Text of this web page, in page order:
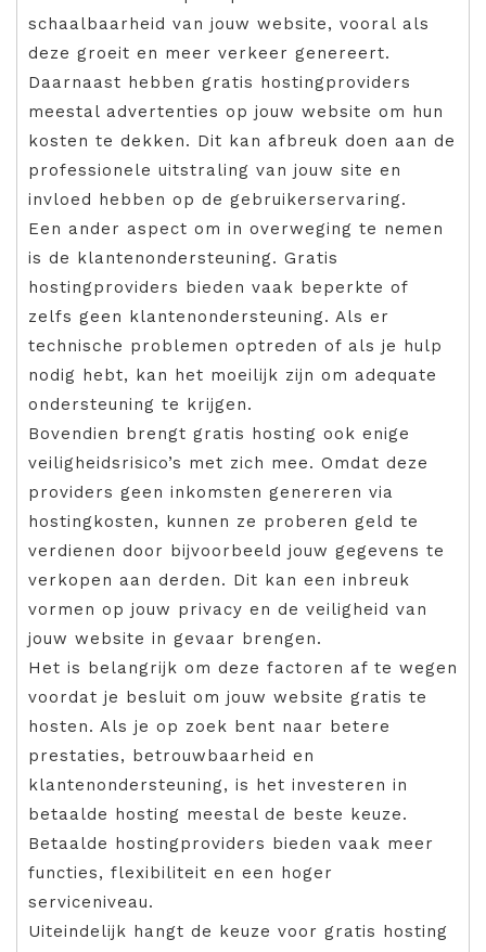
schaalbaarheid van jouw website, vooral als
deze groeit en meer verkeer genereert.
Daarnaast hebben gratis hostingproviders
meestal advertenties op jouw website om hun
kosten te dekken. Dit kan afbreuk doen aan de
professionele uitstraling van jouw site en
invloed hebben op de gebruikerservaring.
Een ander aspect om in overweging te nemen
is de klantenondersteuning. Gratis
hostingproviders bieden vaak beperkte of
zelfs geen klantenondersteuning. Als er
technische problemen optreden of als je hulp
nodig hebt, kan het moeilijk zijn om adequate
ondersteuning te krijgen.
Bovendien brengt gratis hosting ook enige
veiligheidsrisico’s met zich mee. Omdat deze
providers geen inkomsten genereren via
hostingkosten, kunnen ze proberen geld te
verdienen door bijvoorbeeld jouw gegevens te
verkopen aan derden. Dit kan een inbreuk
vormen op jouw privacy en de veiligheid van
jouw website in gevaar brengen.
Het is belangrijk om deze factoren af te wegen
voordat je besluit om jouw website gratis te
hosten. Als je op zoek bent naar betere
prestaties, betrouwbaarheid en
klantenondersteuning, is het investeren in
betaalde hosting meestal de beste keuze.
Betaalde hostingproviders bieden vaak meer
functies, flexibiliteit en een hoger
serviceniveau.
Uiteindelijk hangt de keuze voor gratis hosting